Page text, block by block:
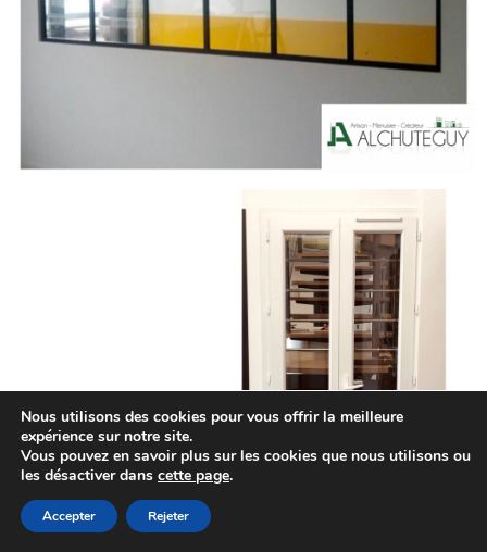
Nous utilisons des cookies pour vous offrir la meilleure
expérience sur notre site.
Vous pouvez en savoir plus sur les cookies que nous utilisons ou
les désactiver dans cette page.
Accepter Rejeter